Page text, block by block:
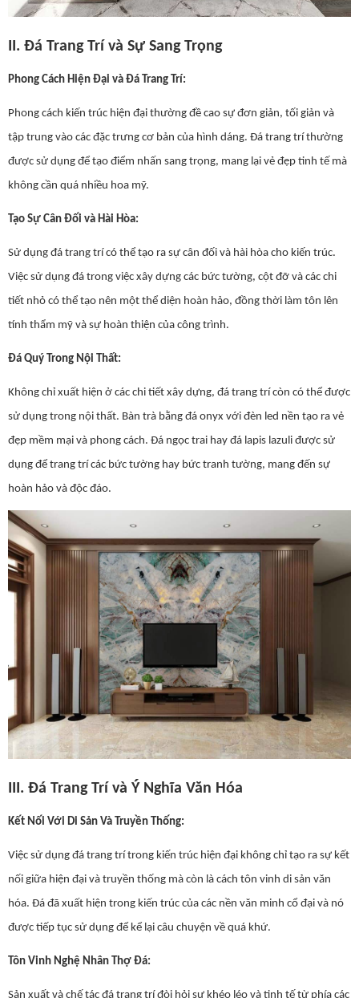
II. Đá Trang Trí và Sự Sang Trọng
Phong Cách Hiện Đại và Đá Trang Trí:
Phong cách kiến trúc hiện đại thường đề cao sự đơn giản, tối giản và
tập trung vào các đặc trưng cơ bản của hình dáng. Đá trang trí thường
được sử dụng để tạo điểm nhấn sang trọng, mang lại vẻ đẹp tinh tế mà
không cần quá nhiều hoa mỹ.
Tạo Sự Cân Đối và Hài Hòa:
Sử dụng đá trang trí có thể tạo ra sự cân đối và hài hòa cho kiến trúc.
Việc sử dụng đá trong việc xây dựng các bức tường, cột đỡ và các chi
tiết nhỏ có thể tạo nên một thể diện hoàn hảo, đồng thời làm tôn lên
tính thẩm mỹ và sự hoàn thiện của công trình.
Đá Quý Trong Nội Thất:
Không chỉ xuất hiện ở các chi tiết xây dựng, đá trang trí còn có thể được
sử dụng trong nội thất. Bàn trà bằng đá onyx với đèn led nền tạo ra vẻ
đẹp mềm mại và phong cách. Đá ngọc trai hay đá lapis lazuli được sử
dụng để trang trí các bức tường hay bức tranh tường, mang đến sự
hoàn hảo và độc đáo.
III. Đá Trang Trí và Ý Nghĩa Văn Hóa
Kết Nối Với Di Sản Và Truyền Thống:
Việc sử dụng đá trang trí trong kiến trúc hiện đại không chỉ tạo ra sự kết
nối giữa hiện đại và truyền thống mà còn là cách tôn vinh di sản văn
hóa. Đá đã xuất hiện trong kiến trúc của các nền văn minh cổ đại và nó
được tiếp tục sử dụng để kể lại câu chuyện về quá khứ.
Tôn Vinh Nghệ Nhân Thợ Đá:
Sản xuất và chế tác đá trang trí đòi hỏi sự khéo léo và tinh tế từ phía các